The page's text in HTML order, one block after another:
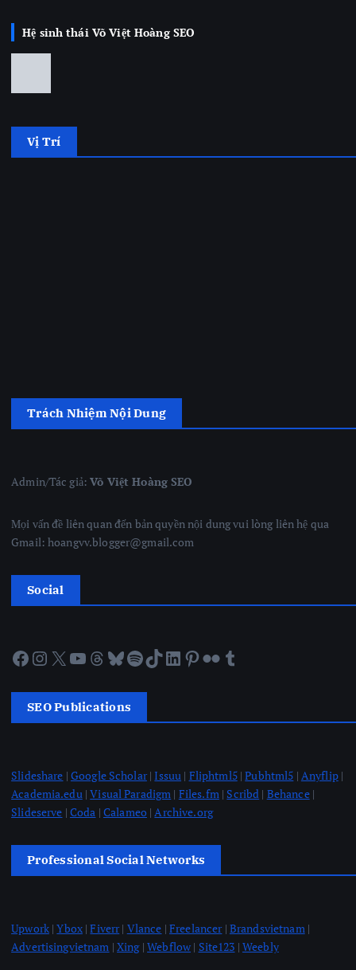
Hệ sinh thái Võ Việt Hoàng SEO
Vị Trí
Trách Nhiệm Nội Dung
Admin/Tác giả:Võ Việt Hoàng SEO
Mọi vấn đề liên quan đến bản quyền nội dung vui lòng liên hệ qua
Gmail: hoangvv.blogger@gmail.com
Social
Facebook Instagram X YouTube Threads Bluesky Spotify TikTok LinkedIn Pinterest Flickr Tumblr
SEO Publications
Slideshare | Google Scholar|Issuu | Fliphtml5|Pubhtml5 | Anyflip|
Academia.edu|Visual Paradigm | Files.fm| Scribd | Behance|
Slideserve | Coda | Calameo|Archive.org
Professional Social Networks
Upwork|Ybox|Fiverr| Vlance | Freelancer| Brandsvietnam|
Advertisingvietnam |Xing|Webflow| Site123 | Weebly